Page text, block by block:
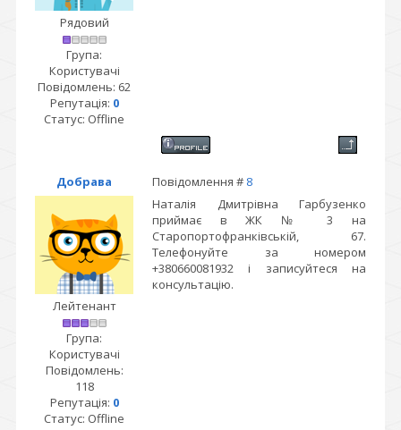
Рядовий
Група:
Користувачі
Повідомлень: 62
Репутація: 0
Статус: Offline
Добрава Повідомлення # 8
Лейтенант
Група:
Користувачі
Повідомлень:
118
Репутація: 0
Статус: Offline
Наталія Дмитрівна Гарбузенко
приймає в ЖК № 3 на
Старопортофранківській, 67.
Телефонуйте за номером
+380660081932 і записуйтеся на
консультацію.